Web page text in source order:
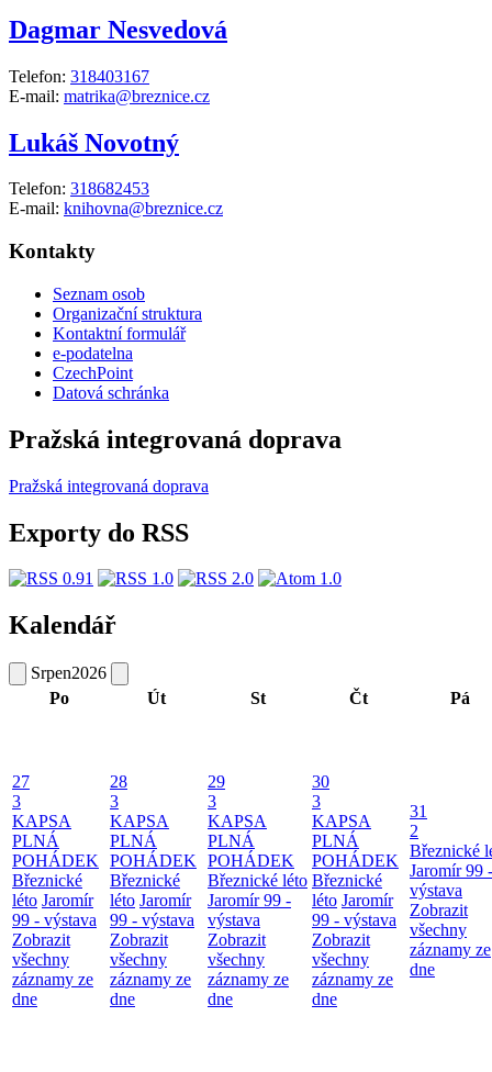
Dagmar Nesvedová
Telefon: 318403167
E-mail: matrika@breznice.cz
Lukáš Novotný
Telefon: 318682453
E-mail: knihovna@breznice.cz
Kontakty
Seznam osob
Organizační struktura
Kontaktní formulář
e-podatelna
CzechPoint
Datová schránka
Pražská integrovaná doprava
Pražská integrovaná doprava
Exporty do RSS
Kalendář
Srpen2026
Po
Út St Čt Pá
27
3
KAPSA
PLNÁ
POHÁDEK
Březnické
léto Jaromír
99 - výstava
Zobrazit
všechny
záznamy ze
dne
28
3
KAPSA
PLNÁ
POHÁDEK
Březnické
léto Jaromír
99 - výstava
Zobrazit
všechny
záznamy ze
dne
29
3
KAPSA
PLNÁ
POHÁDEK
Březnické léto
Jaromír 99 -
výstava
Zobrazit
všechny
záznamy ze
dne
30
3
KAPSA
PLNÁ
POHÁDEK
Březnické
léto Jaromír
99 - výstava
Zobrazit
všechny
záznamy ze
dne
31
2
Březnické
Jaromír 99 -
výstava
Zobrazit
všechny
záznamy ze
dne